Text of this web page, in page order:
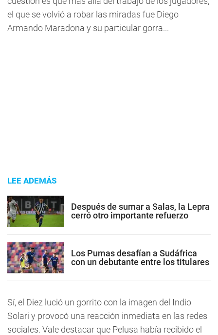
el que se volvió a robar las miradas fue Diego
Armando Maradona y su particular gorra...
LEE ADEMÁS
Después de sumar a Salas, la Lepra
cerró otro importante refuerzo
Los Pumas desafían a Sudáfrica
con un debutante entre los titulares
Sí, el Diez lució un gorrito con la imagen del Indio
Solari y provocó una reacción inmediata en las redes
sociales. Vale destacar que Pelusa había recibido el